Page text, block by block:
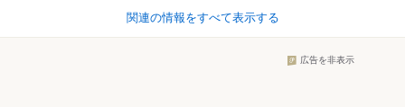
関連の情報をすべて表示する
広告を非表示